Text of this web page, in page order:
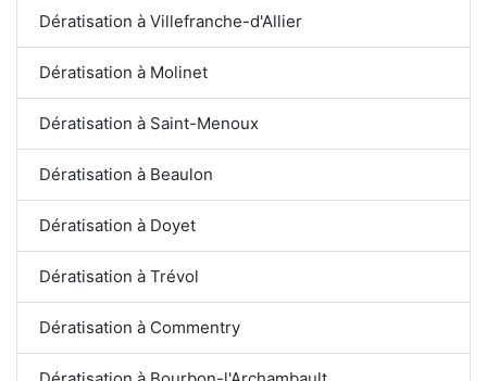
Dératisation à Villefranche-d'Allier
Dératisation à Molinet
Dératisation à Saint-Menoux
Dératisation à Beaulon
Dératisation à Doyet
Dératisation à Trévol
Dératisation à Commentry